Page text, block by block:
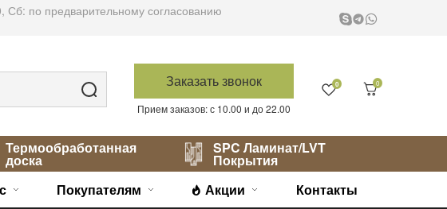
Сб: по предварительному согласованию
Заказать звонок
Прием заказов: с 10.00 и до 22.00
0 0
Термообработанная
доска
SPC Ламинат/LVT
Покрытия
Покупателям Акции Контакты